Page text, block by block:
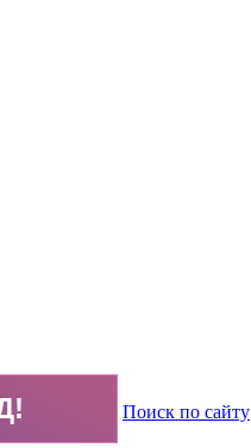
Поиск по сайту